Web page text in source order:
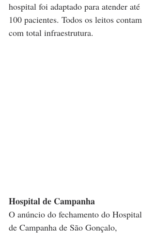
hospital foi adaptado para atender até
100 pacientes. Todos os leitos contam
com total infraestrutura.
Hospital de Campanha
O anúncio do fechamento do Hospital
de Campanha de São Gonçalo,